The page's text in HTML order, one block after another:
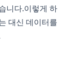
니다.이렇게 하
대신 데이터를